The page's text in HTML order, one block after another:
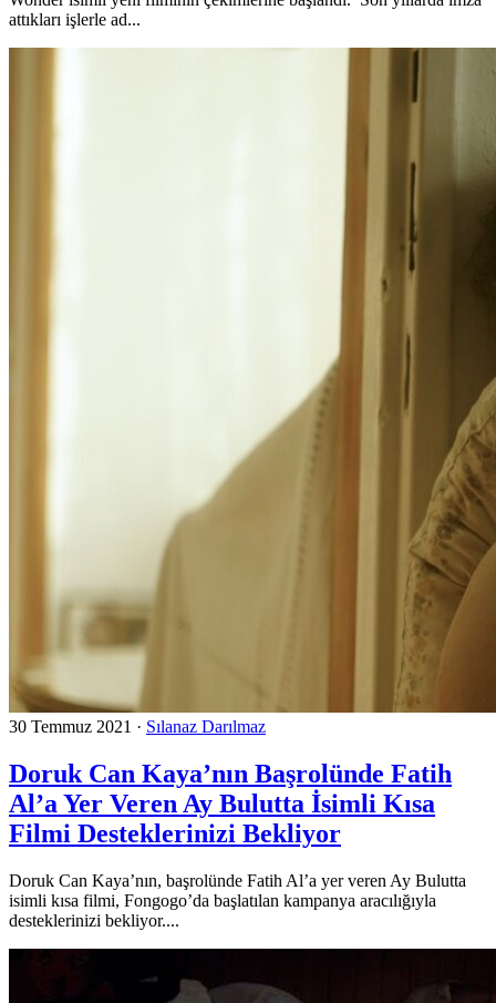
attıkları işlerle ad...
30 Temmuz 2021 · Sılanaz Darılmaz
Doruk Can Kaya’nın Başrolünde Fatih
Al’a Yer Veren Ay Bulutta İsimli Kısa
Filmi Desteklerinizi Bekliyor
Doruk Can Kaya’nın, başrolünde Fatih Al’a yer veren Ay Bulutta
isimli kısa filmi, Fongogo’da başlatılan kampanya aracılığıyla
desteklerinizi bekliyor....